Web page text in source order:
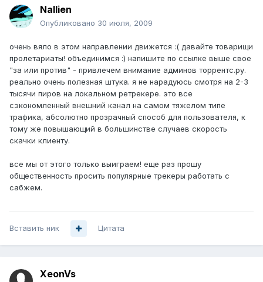
Nallien
Опубликовано 30 июля, 2009
очень вяло в этом направлении движется :( давайте товарищи
пролетариаты! объединимся :) напишите по ссылке выше свое
"за или против" - привлечем внимание админов торрентс.ру.
реально очень полезная штука. я не нарадуюсь смотря на 2-3
тысячи пиров на локальном ретрекере. это все
сэкономленный внешний канал на самом тяжелом типе
трафика, абсолютно прозрачный способ для пользователя, к
тому же повышающий в большинстве случаев скорость
скачки клиенту.
все мы от этого только выиграем! еще раз прошу
общественность просить популярные трекеры работать с
сабжем.
Вставить ник Цитата
XeonVs